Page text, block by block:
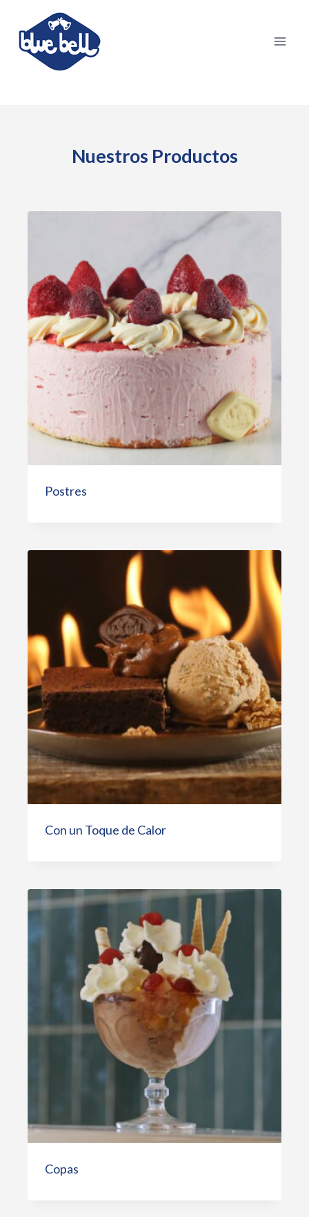
content
Nuestros Productos
Postres
Con un Toque de Calor
Copas